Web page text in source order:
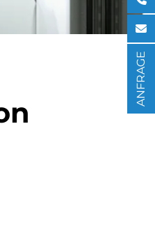
ANFRAGE